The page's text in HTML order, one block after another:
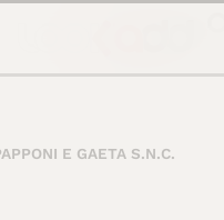
E GAETA S.N.C.